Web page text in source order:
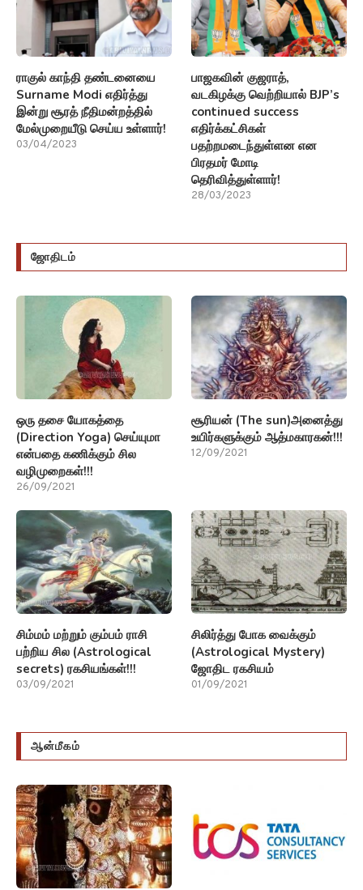
ராகுல் காந்தி தண்டனையை
Surname Modi எதிர்த்து
இன்று சூரத் நீதிமன்றத்தில்
மேல்முறையீடு செய்ய உள்ளார்!
03/04/2023
பாஜகவின் குஜராத்,
வடகிழக்கு வெற்றியால் BJP’s
continued success
எதிர்க்கட்சிகள்
பதற்றமடைந்துள்ளன என
பிரதமர் மோடி
தெரிவித்துள்ளார்!
28/03/2023
ஜோதிடம்
ஒரு தசை யோகத்தை
(Direction Yoga) செய்யுமா
என்பதை கணிக்கும் சில
வழிமுறைகள்!!!
26/09/2021
சூரியன் (The sun)அனைத்து
உயிர்களுக்கும் ஆத்மகாரகன்!!!
12/09/2021
சிம்மம் மற்றும் கும்பம் ராசி
பற்றிய சில (Astrological
secrets) ரகசியங்கள்!!!
03/09/2021
சிலிர்த்து போக வைக்கும்
(Astrological Mystery)
ஜோதிட ரகசியம்
01/09/2021
ஆன்மீகம்